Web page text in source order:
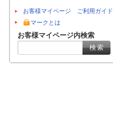
お客様マイページ ご利用ガイド
マークとは
お客様マイページ内検索